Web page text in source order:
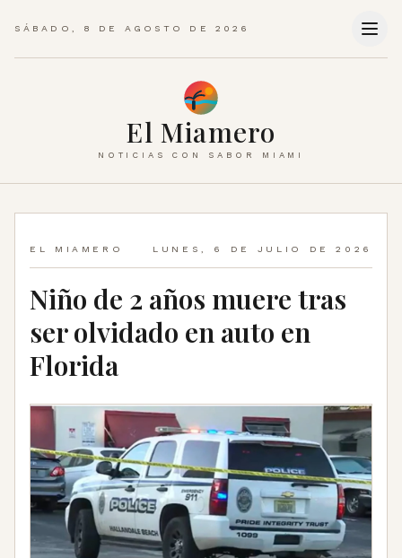
SÁBADO, 8 DE AGOSTO DE 2026
El Miamero
NOTICIAS CON SABOR MIAMI
EL MIAMERO LUNES, 6 DE JULIO DE 2026
Niño de 2 años muere tras
ser olvidado en auto en
Florida